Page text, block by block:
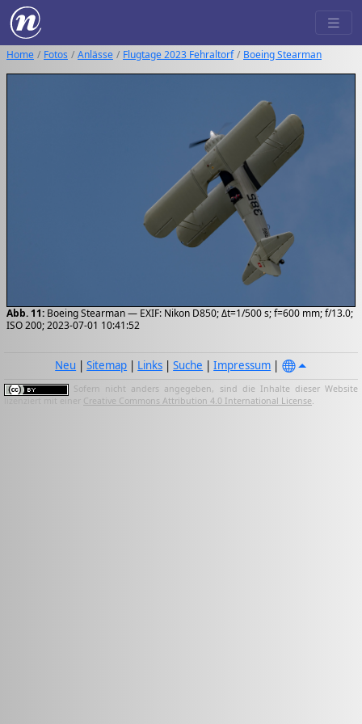
Home Fotos Anlässe Flugtage 2023 Fehraltorf Boeing Stearman
Abb. 11: Boeing Stearman — EXIF: Nikon D850; Δt=1/500 s; f=600 mm; f/13.0;
ISO 200; 2023-07-01 10:41:52
Neu |Sitemap | Links |Suche |Impressum |
Sofern nicht anders angegeben, sind die Inhalte dieser Website
lizenziert mit einer Creative Commons Attribution 4.0 International License